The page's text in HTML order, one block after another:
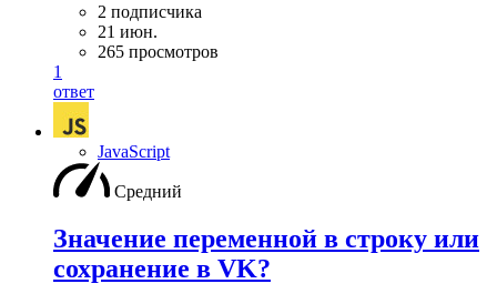
2 подписчика
21 июн.
265 просмотров
1
ответ
JavaScript
Средний
Значение переменной в строку или
сохранение в VK?